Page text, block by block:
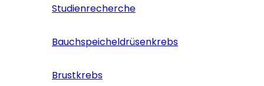
Studienrecherche
Bauchspeicheldrüsenkrebs
Brustkrebs